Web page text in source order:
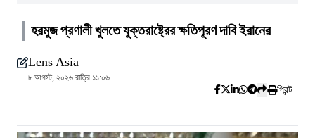
হরমুজ প্রণালী খুলতে যুক্তরাষ্ট্রের ক্ষতিপূরণ দাবি ইরানের
Lens Asia
৮ আগস্ট, ২০২৬ রাত্রি ১১:০৬
প্রিন্ট